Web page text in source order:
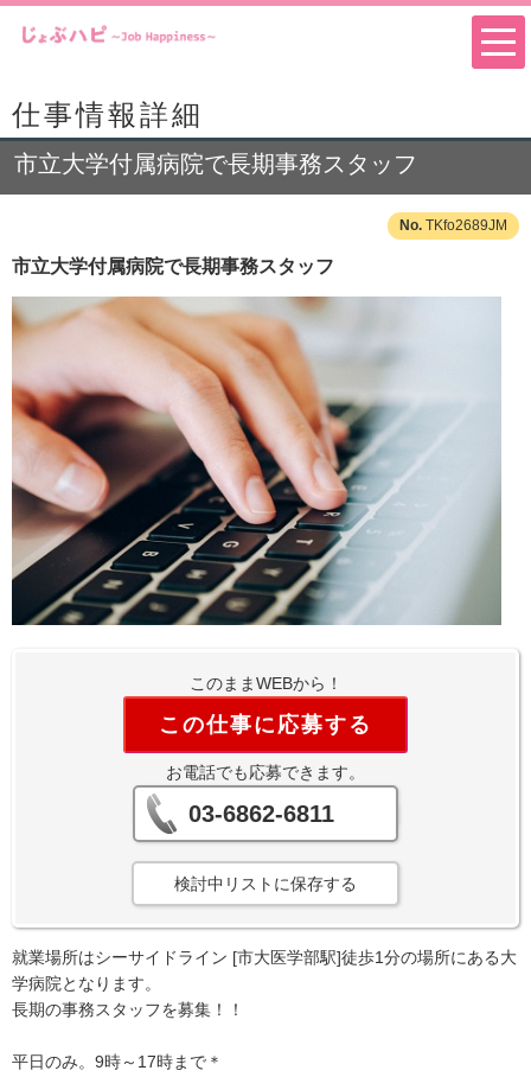
仕事情報詳細
市立大学付属病院で長期事務スタッフ
TKfo2689JM
市立大学付属病院で長期事務スタッフ
このままWEBから！
この仕事に応募する
お電話でも応募できます。
03-6862-6811
検討中リストに保存する
就業場所はシーサイドライン [市大医学部駅]徒歩1分の場所にある大
学病院となります。
長期の事務スタッフを募集！！
平日のみ。9時～17時まで＊